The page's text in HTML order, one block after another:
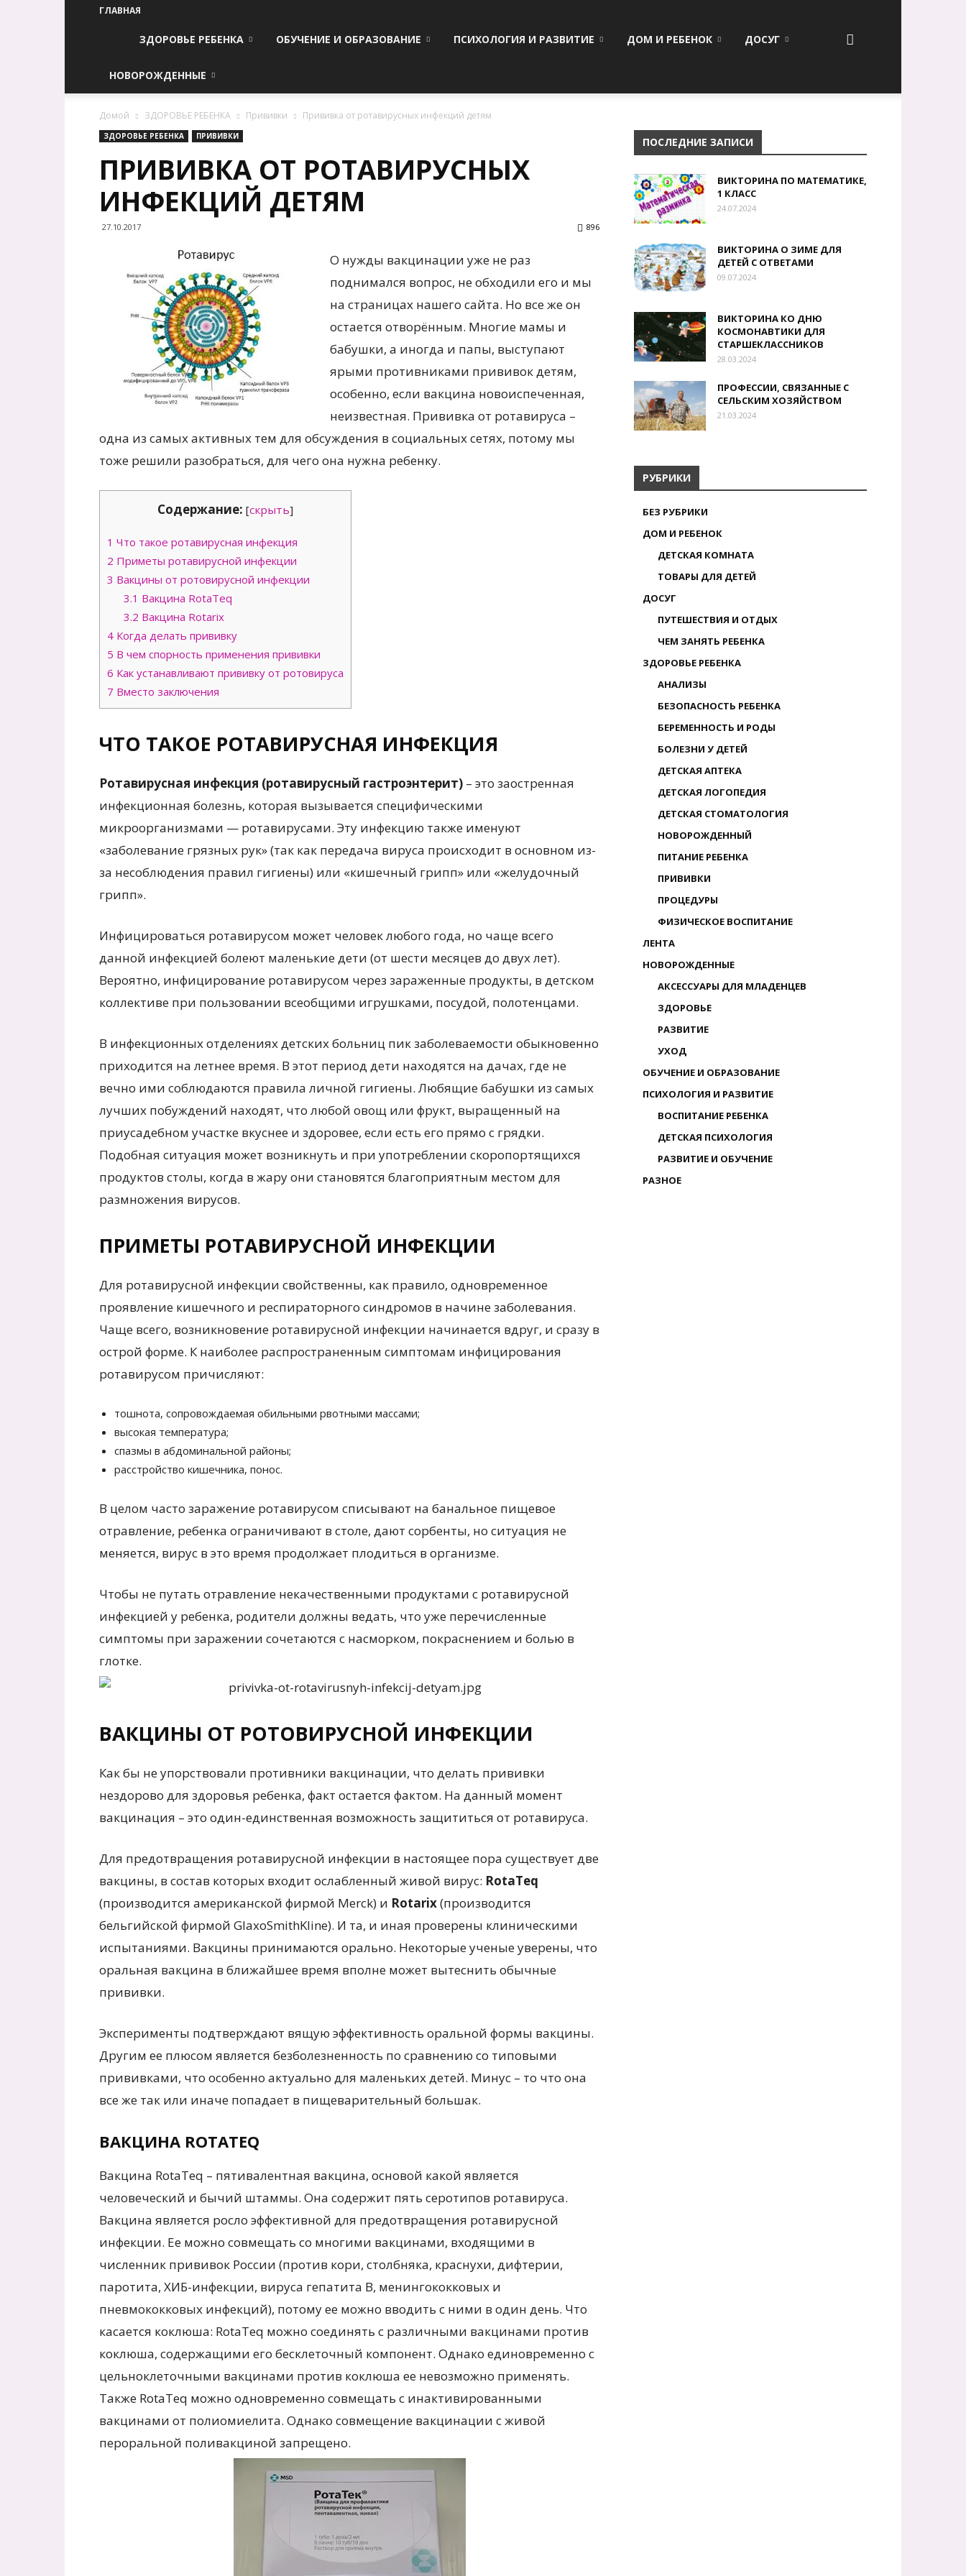
ГЛАВНАЯ
ЗДОРОВЬЕ РЕБЕНКА ОБУЧЕНИЕ И ОБРАЗОВАНИЕ ПСИХОЛОГИЯ И РАЗВИТИЕ ДОМ И РЕБЕНОК ДОСУГ
НОВОРОЖДЕННЫЕ
Домой ЗДОРОВЬЕ РЕБЕНКА Прививки Прививка от ротавирусных инфекций детям
ЗДОРОВЬЕ РЕБЕНКА ПРИВИВКИ
ПРИВИВКА ОТ РОТАВИРУСНЫХ
ИНФЕКЦИЙ ДЕТЯМ
27.10.2017 896
О нужды вакцинации уже не раз
поднимался вопрос, не обходили его и мы
на страницах нашего сайта. Но все же он
остается отворённым. Многие мамы и
бабушки, а иногда и папы, выступают
ярыми противниками прививок детям,
особенно, если вакцина новоиспеченная,
неизвестная. Прививка от ротавируса –
одна из самых активных тем для обсуждения в социальных сетях, потому мы
тоже решили разобраться, для чего она нужна ребенку.
Содержание: [скрыть]
1 Что такое ротавирусная инфекция
2 Приметы ротавирусной инфекции
3 Вакцины от ротовирусной инфекции
3.1 Вакцина RotaTeq
3.2 Вакцина Rotarix
4 Когда делать прививку
5 В чем спорность применения прививки
6 Как устанавливают прививку от ротовируса
7 Вместо заключения
ЧТО ТАКОЕ РОТАВИРУСНАЯ ИНФЕКЦИЯ
Ротавирусная инфекция (ротавирусный гастроэнтерит) – это заостренная
инфекционная болезнь, которая вызывается специфическими
микроорганизмами — ротавирусами. Эту инфекцию также именуют
«заболевание грязных рук» (так как передача вируса происходит в основном из-
за несоблюдения правил гигиены) или «кишечный грипп» или «желудочный
грипп».
Инфицироваться ротавирусом может человек любого года, но чаще всего
данной инфекцией болеют маленькие дети (от шести месяцев до двух лет).
Вероятно, инфицирование ротавирусом через зараженные продукты, в детском
коллективе при пользовании всеобщими игрушками, посудой, полотенцами.
В инфекционных отделениях детских больниц пик заболеваемости обыкновенно
приходится на летнее время. В этот период дети находятся на дачах, где не
вечно ими соблюдаются правила личной гигиены. Любящие бабушки из самых
лучших побуждений находят, что любой овощ или фрукт, выращенный на
приусадебном участке вкуснее и здоровее, если есть его прямо с грядки.
Подобная ситуация может возникнуть и при употреблении скоропортящихся
продуктов столы, когда в жару они становятся благоприятным местом для
размножения вирусов.
ПРИМЕТЫ РОТАВИРУСНОЙ ИНФЕКЦИИ
Для ротавирусной инфекции свойственны, как правило, одновременное
проявление кишечного и респираторного синдромов в начине заболевания.
Чаще всего, возникновение ротавирусной инфекции начинается вдруг, и сразу в
острой форме. К наиболее распространенным симптомам инфицирования
ротавирусом причисляют:
тошнота, сопровождаемая обильными рвотными массами;
высокая температура;
спазмы в абдоминальной районы;
расстройство кишечника, понос.
В целом часто заражение ротавирусом списывают на банальное пищевое
отравление, ребенка ограничивают в столе, дают сорбенты, но ситуация не
меняется, вирус в это время продолжает плодиться в организме.
Чтобы не путать отравление некачественными продуктами с ротавирусной
инфекцией у ребенка, родители должны ведать, что уже перечисленные
симптомы при заражении сочетаются с насморком, покраснением и болью в
глотке.
ВАКЦИНЫ ОТ РОТОВИРУСНОЙ ИНФЕКЦИИ
Как бы не упорствовали противники вакцинации, что делать прививки
нездорово для здоровья ребенка, факт остается фактом. На данный момент
вакцинация – это один-единственная возможность защититься от ротавируса.
Для предотвращения ротавирусной инфекции в настоящее пора существует две
вакцины, в состав которых входит ослабленный живой вирус: RotaTeq
(производится американской фирмой Merck) и Rotarix(производится
бельгийской фирмой GlaxoSmithKline). И та, и иная проверены клиническими
испытаниями. Вакцины принимаются орально. Некоторые ученые уверены, что
оральная вакцина в ближайшее время вполне может вытеснить обычные
прививки.
Эксперименты подтверждают вящую эффективность оральной формы вакцины.
Другим ее плюсом является безболезненность по сравнению со типовыми
прививками, что особенно актуально для маленьких детей. Минус – то что она
все же так или иначе попадает в пищеварительный большак.
ВАКЦИНА ROTATEQ
Вакцина RotaTeq – пятивалентная вакцина, основой какой является
человеческий и бычий штаммы. Она содержит пять серотипов ротавируса.
Вакцина является росло эффективной для предотвращения ротавирусной
инфекции. Ее можно совмещать со многими вакцинами, входящими в
численник прививок России (против кори, столбняка, краснухи, дифтерии,
паротита, ХИБ-инфекции, вируса гепатита B, менингококковых и
пневмококковых инфекций), потому ее можно вводить с ними в один день. Что
касается коклюша: RotaTeq можно соединять с различными вакцинами против
коклюша, содержащими его бесклеточный компонент. Однако единовременно с
цельноклеточными вакцинами против коклюша ее невозможно применять.
Также RotaTeq можно одновременно совмещать с инактивированными
вакцинами от полиомиелита. Однако совмещение вакцинации с живой
пероральной поливакциной запрещено.
ПОСЛЕДНИЕ ЗАПИСИ
ВИКТОРИНА ПО МАТЕМАТИКЕ,
1 КЛАСС
24.07.2024
ВИКТОРИНА О ЗИМЕ ДЛЯ
ДЕТЕЙ С ОТВЕТАМИ
09.07.2024
ВИКТОРИНА КО ДНЮ
КОСМОНАВТИКИ ДЛЯ
СТАРШЕКЛАССНИКОВ
28.03.2024
ПРОФЕССИИ, СВЯЗАННЫЕ С
СЕЛЬСКИМ ХОЗЯЙСТВОМ
21.03.2024
РУБРИКИ
БЕЗ РУБРИКИ
ДОМ И РЕБЕНОК
ДЕТСКАЯ КОМНАТА
ТОВАРЫ ДЛЯ ДЕТЕЙ
ДОСУГ
ПУТЕШЕСТВИЯ И ОТДЫХ
ЧЕМ ЗАНЯТЬ РЕБЕНКА
ЗДОРОВЬЕ РЕБЕНКА
АНАЛИЗЫ
БЕЗОПАСНОСТЬ РЕБЕНКА
БЕРЕМЕННОСТЬ И РОДЫ
БОЛЕЗНИ У ДЕТЕЙ
ДЕТСКАЯ АПТЕКА
ДЕТСКАЯ ЛОГОПЕДИЯ
ДЕТСКАЯ СТОМАТОЛОГИЯ
НОВОРОЖДЕННЫЙ
ПИТАНИЕ РЕБЕНКА
ПРИВИВКИ
ПРОЦЕДУРЫ
ФИЗИЧЕСКОЕ ВОСПИТАНИЕ
ЛЕНТА
НОВОРОЖДЕННЫЕ
АКСЕССУАРЫ ДЛЯ МЛАДЕНЦЕВ
ЗДОРОВЬЕ
РАЗВИТИЕ
УХОД
ОБУЧЕНИЕ И ОБРАЗОВАНИЕ
ПСИХОЛОГИЯ И РАЗВИТИЕ
ВОСПИТАНИЕ РЕБЕНКА
ДЕТСКАЯ ПСИХОЛОГИЯ
РАЗВИТИЕ И ОБУЧЕНИЕ
РАЗНОЕ